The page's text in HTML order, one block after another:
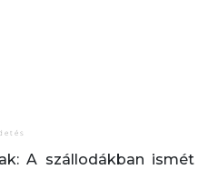
A szállodákban ismét